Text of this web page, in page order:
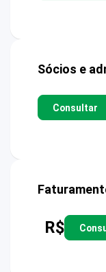
Sócios e
Consultar
R$